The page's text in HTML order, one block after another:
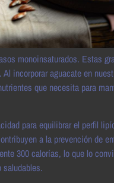
monoinsaturados. Estas
incorporar aguacate en
que necesita para
para equilibrar el perfil
a la prevención de
300 calorías, lo que lo